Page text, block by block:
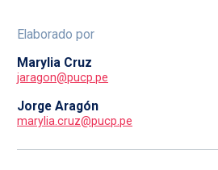
Elaborado por
Marylia Cruz
jaragon@pucp.pe
Jorge Aragón
marylia.cruz@pucp.pe